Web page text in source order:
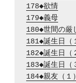
178◆欲情
179◆義母
180◆世間の厳
181◆誕生日（
182◆誕生日（
183◆誕生日（
184◆親友（１）